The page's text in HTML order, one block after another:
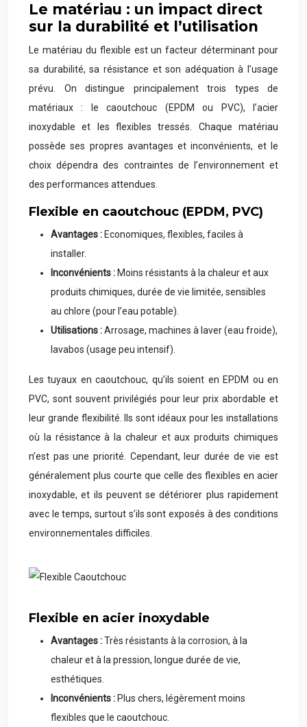
Le matériau : un impact direct
sur la durabilité et l’utilisation
Le matériau du flexible est un facteur déterminant pour
sa durabilité, sa résistance et son adéquation à l’usage
prévu. On distingue principalement trois types de
matériaux : le caoutchouc (EPDM ou PVC), l’acier
inoxydable et les flexibles tressés. Chaque matériau
possède ses propres avantages et inconvénients, et le
choix dépendra des contraintes de l’environnement et
des performances attendues.
Flexible en caoutchouc (EPDM, PVC)
Avantages : Economiques, flexibles, faciles à
installer.
Inconvénients : Moins résistants à la chaleur et aux
produits chimiques, durée de vie limitée, sensibles
au chlore (pour l’eau potable).
Utilisations :Arrosage, machines à laver (eau froide),
lavabos (usage peu intensif).
Les tuyaux en caoutchouc, qu’ils soient en EPDM ou en
PVC, sont souvent privilégiés pour leur prix abordable et
leur grande flexibilité. Ils sont idéaux pour les installations
où la résistance à la chaleur et aux produits chimiques
n’est pas une priorité. Cependant, leur durée de vie est
généralement plus courte que celle des flexibles en acier
inoxydable, et ils peuvent se détériorer plus rapidement
avec le temps, surtout s’ils sont exposés à des conditions
environnementales difficiles.
Flexible en acier inoxydable
Avantages :Très résistants à la corrosion, à la
chaleur et à la pression, longue durée de vie,
esthétiques.
Inconvénients : Plus chers, légèrement moins
flexibles que le caoutchouc.